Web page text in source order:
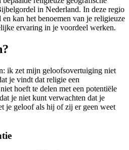
in Nederland. In deze regio
kan het benoemen van je religieuze
ervaring in je voordeel werken.
ik zet mijn geloofsovertuiging niet
je vindt dat religie een
hoeft te delen met een potentiële
je niet kunt verwachten dat je
je geloof als hij of zij er geen weet